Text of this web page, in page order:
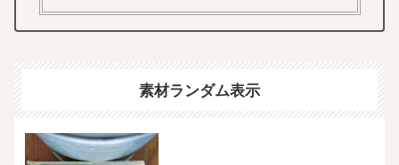
素材ランダム表示